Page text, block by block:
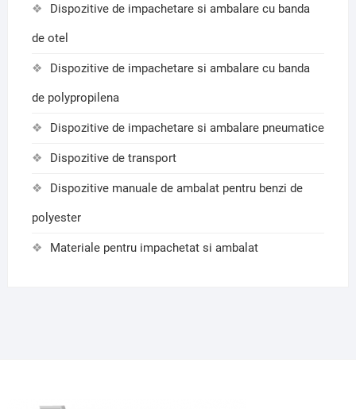
Dispozitive de impachetare si ambalare cu banda
de otel
Dispozitive de impachetare si ambalare cu banda
de polypropilena
Dispozitive de impachetare si ambalare pneumatice
Dispozitive de transport
Dispozitive manuale de ambalat pentru benzi de
polyester
Materiale pentru impachetat si ambalat